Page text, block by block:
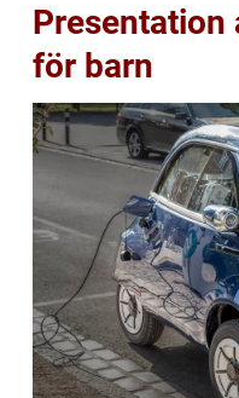
Presentation
för barn